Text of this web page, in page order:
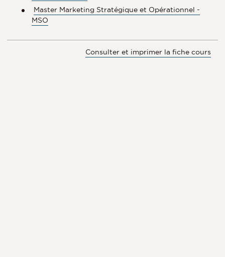
Master Marketing Stratégique et Opérationnel -
MSO
Consulter et imprimer la fiche cours